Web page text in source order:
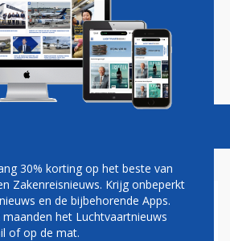
Podcasts Vacatures
AIRLINES
30% korting op het beste van
Zakenreisnieuws. Krijg onbeperkt
en de bijbehorende Apps.
het Luchtvaartnieuws
of op de mat.